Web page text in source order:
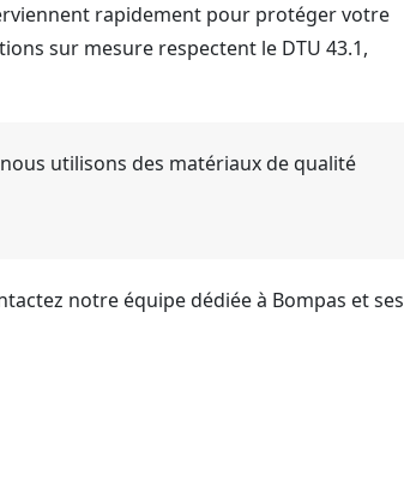
rapidement pour protéger votre
sur mesure respectent le DTU 43.1,
utilisons des matériaux de qualité
notre équipe dédiée à Bompas et ses